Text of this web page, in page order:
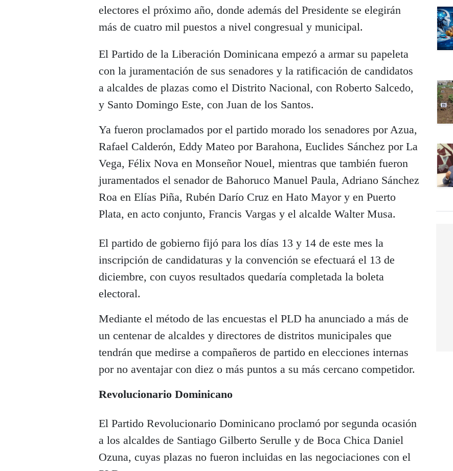
electores el próximo año, donde además del Presidente se elegirán
más de cuatro mil puestos a nivel congresual y municipal.
El Partido de la Liberación Dominicana empezó a armar su papeleta
con la juramentación de sus senadores y la ratificación de candidatos
a alcaldes de plazas como el Distrito Nacional, con Roberto Salcedo,
y Santo Domingo Este, con Juan de los Santos.
Ya fueron proclamados por el partido morado los senadores por Azua,
Rafael Calderón, Eddy Mateo por Barahona, Euclides Sánchez por La
Vega, Félix Nova en Monseñor Nouel, mientras que también fueron
juramentados el senador de Bahoruco Manuel Paula, Adriano Sánchez
Roa en Elías Piña, Rubén Darío Cruz en Hato Mayor y en Puerto
Plata, en acto conjunto, Francis Vargas y el alcalde Walter Musa.
El partido de gobierno fijó para los días 13 y 14 de este mes la
inscripción de candidaturas y la convención se efectuará el 13 de
diciembre, con cuyos resultados quedaría completada la boleta
electoral.
Mediante el método de las encuestas el PLD ha anunciado a más de
un centenar de alcaldes y directores de distritos municipales que
tendrán que medirse a compañeros de partido en elecciones internas
por no aventajar con diez o más puntos a su más cercano competidor.
Revolucionario Dominicano
El Partido Revolucionario Dominicano proclamó por segunda ocasión
a los alcaldes de Santiago Gilberto Serulle y de Boca Chica Daniel
Ozuna, cuyas plazas no fueron incluidas en las negociaciones con el